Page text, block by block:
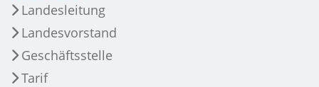
Landesleitung
Landesvorstand
Geschäftsstelle
Tarif